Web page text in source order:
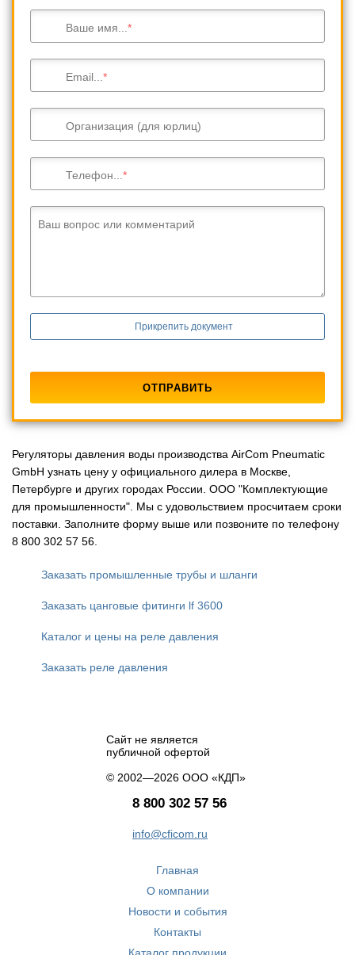
Ваше имя...
Email...
Организация (для юрлиц)
Телефон...
Ваш вопрос или комментарий
Прикрепить документ
Регуляторы давления воды производства AirCom Pneumatic
GmbH узнать цену у официального дилера в Москве,
Петербурге и других городах России. ООО "Комплектующие
для промышленности". Мы с удовольствием просчитаем сроки
поставки. Заполните форму выше или позвоните по телефону
8 800 302 57 56.
Заказать промышленные трубы и шланги
Заказать цанговые фитинги lf 3600
Каталог и цены на реле давления
Заказать реле давления
Сайт не является
публичной офертой
© 2002—2026 ООО «КДП»
8 800 302 57 56
info@cficom.ru
Главная
О компании
Новости и события
Контакты